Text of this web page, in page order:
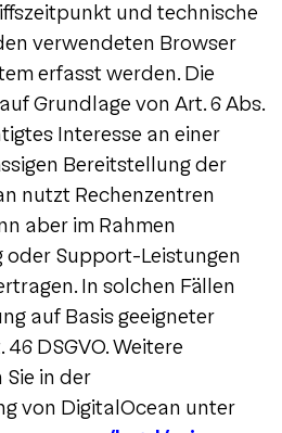
und technische
verwendeten Browser
erfasst werden. Die
Grundlage von Art. 6 Abs.
Interesse an einer
Bereitstellung der
nutzt Rechenzentren
aber im Rahmen
oder Support-Leistungen
In solchen Fällen
auf Basis geeigneter
DSGVO. Weitere
in der
von DigitalOcean unter